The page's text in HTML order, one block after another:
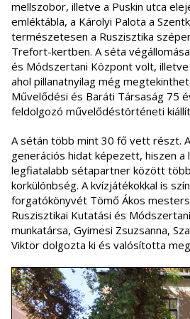
mellszobor, illetve a Puskin utca
emléktábla, a Károlyi Palota a
természetesen a Ruszisztika
Trefort-kertben. A séta
és Módszertani Központ volt, illetve
ahol pillanatnyilag még
Művelődési és Baráti Társaság 75
feldolgozó művelődéstörténeti
A sétán több mint 30 fő vett részt.
generációs hidat képezett, hiszen a
legfiatalabb sétapartner között
korkülönbség. A kvízjátékokkal is
forgatókönyvét Tömő Ákos
Ruszisztikai Kutatási és
munkatársa, Gyimesi Zsuzsanna,
Viktor dolgozta ki és valósította